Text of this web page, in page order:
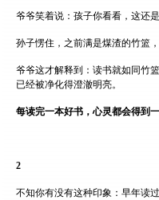
爷爷笑着说：孩子你看看，这还
孙子愣住，之前满是煤渣的竹篮
爷爷这才解释到：读书就如同竹
已经被净化得澄澈明亮。
每读完一本好书，心灵都会得到
2
不知你有没有这种印象：早年读